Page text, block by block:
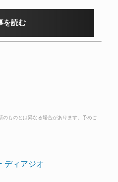
を読む
ものとは異なる場合があります。予めご
ディアジオ